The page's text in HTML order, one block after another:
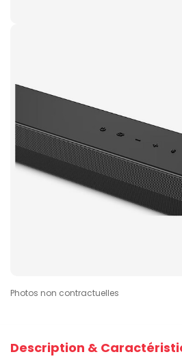
Photos non contractuelles
Description &